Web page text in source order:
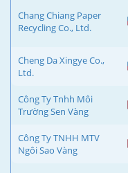
Chang Chiang Paper
Recycling Co., Ltd.
Cheng Da Xingye Co.,
Ltd.
Công Ty Tnhh Môi
Trường Sen Vàng
Công Ty TNHH MTV
Ngôi Sao Vàng